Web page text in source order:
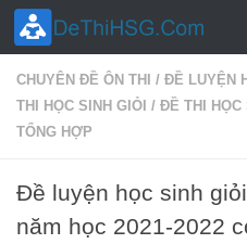
Skip to content
CHUYÊN ĐỀ ÔN THI / ĐỀ LUYỆN
THI HỌC SINH GIỎI / ĐỀ THI HỌC
TỔNG HỢP
Đề luyện học sinh
năm học 2021-2022